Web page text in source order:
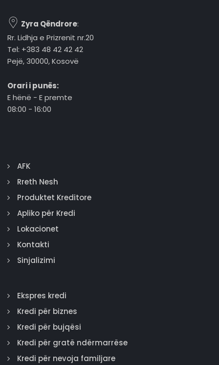
Zyra Qëndrore:
Rr. Lidhja e Prizrenit nr.20
Tel: +383 48 42 42 42
Pejë, 30000, Kosovë
Orari i punës:
E hënë - E premte
08:00 - 16:00
AFK
Rreth Nesh
Produktet Kreditore
Apliko për Kredi
Lokacionet
Kontakti
Sinjalizimi
Ekspres kredi
Kredi për biznes
Kredi për bujqësi
Kredi për gratë ndërmarrëse
Kredi për nevoja familjare